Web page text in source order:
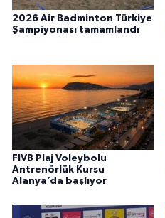
2026 Air Badminton Türkiye
Şampiyonası tamamlandı
FIVB Plaj Voleybolu
Antrenörlük Kursu
Alanya’da başlıyor